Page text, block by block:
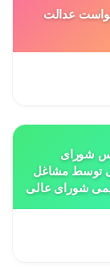
عدالت
شورای
توسط مشاغل
1398 و لایحه تسلیمی شورای عالی